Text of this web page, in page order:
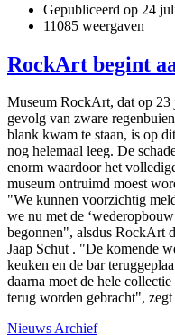
Gepubliceerd op 24
11085 weergaven
RockArt begint
Museum RockArt, dat op 23
gevolg van zware
blank kwam te staan, is op
nog helemaal leeg. De
enorm waardoor het
museum ontruimd moest
"We kunnen voorzichtig
we nu met de
begonnen", alsdus RockArt
Jaap Schut . "De komende
keuken en de bar
daarna moet de hele
terug worden gebracht", zegt
Nieuws Archief